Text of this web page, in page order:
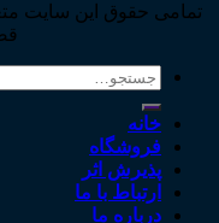
تمامی حقوق این سایت
جستجو
خانه
فروشگاه
پذیرش اثر
ارتباط با ما
درباره ما